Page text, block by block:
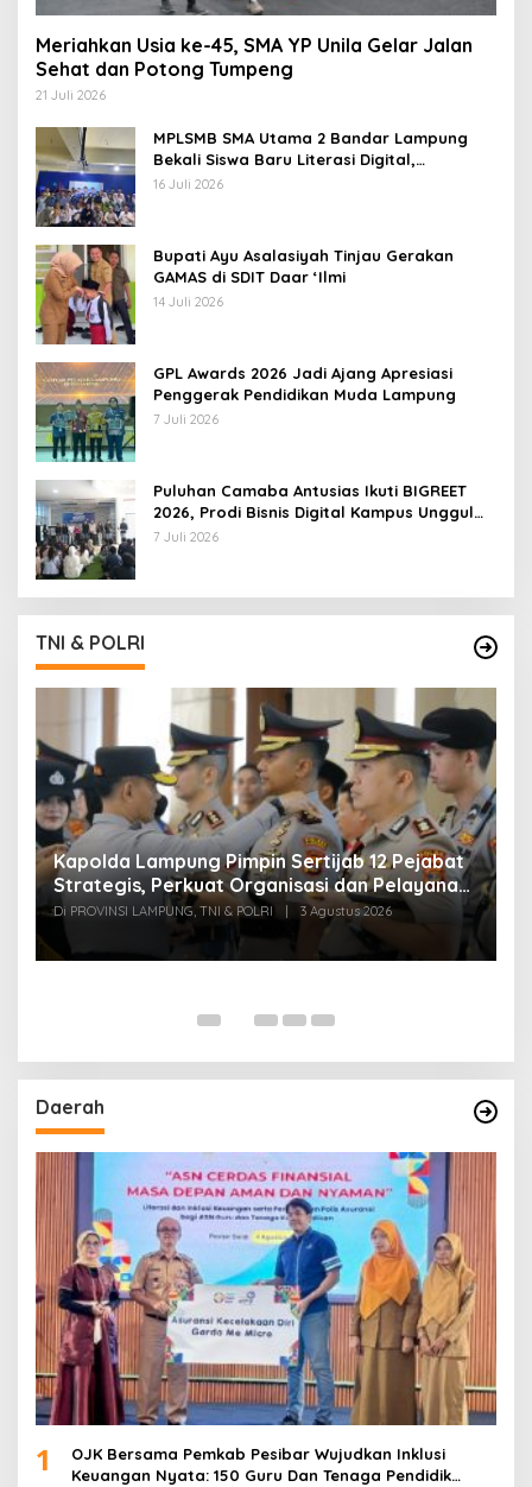
Meriahkan Usia ke-45, SMA YP Unila Gelar Jalan
Sehat dan Potong Tumpeng
21 Juli 2026
MPLSMB SMA Utama 2 Bandar Lampung
Bekali Siswa Baru Literasi Digital,
Jurnalistik, dan Etika Bermedia Sosial
16 Juli 2026
Bupati Ayu Asalasiyah Tinjau Gerakan
GAMAS di SDIT Daar ‘Ilmi
14 Juli 2026
GPL Awards 2026 Jadi Ajang Apresiasi
Penggerak Pendidikan Muda Lampung
7 Juli 2026
Puluhan Camaba Antusias Ikuti BIGREET
2026, Prodi Bisnis Digital Kampus Unggul
IIB Darmajaya Hadirkan Deretan
7 Juli 2026
TNI & POLRI
Kapolda Lampung Pimpin Sertijab 12 Pejabat
Strategis, Perkuat Organisasi dan Pelayanan
Polri Presisi
Di PROVINSI LAMPUNG, TNI & POLRI 3 Agustus 2026
Daerah
1
OJK Bersama Pemkab Pesibar Wujudkan Inklusi
Keuangan Nyata: 150 Guru Dan Tenaga Pendidik